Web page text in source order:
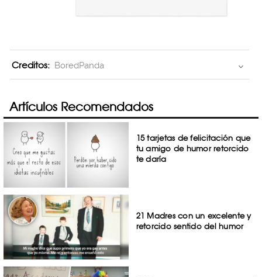
Creditos: BoredPanda
Artículos Recomendados
15 tarjetas de felicitación que
tu amigo de humor retorcido
te daría
21 Madres con un excelente y
retorcido sentido del humor